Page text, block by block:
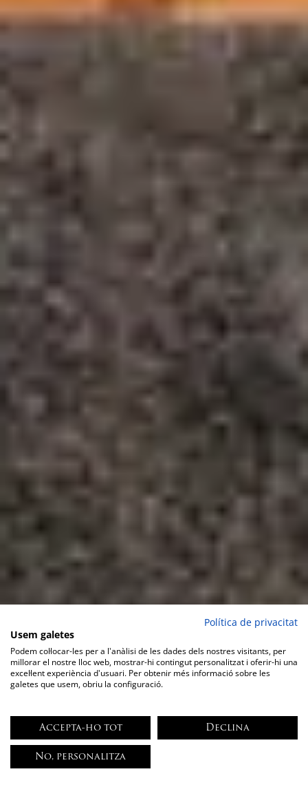
Política de privacitat
Usem galetes
Podem col·locar-les per a l'anàlisi de les dades dels nostres visitants, per
millorar el nostre lloc web, mostrar-hi contingut personalitzat i oferir-hi una
excel·lent experiència d'usuari. Per obtenir més informació sobre les
galetes que usem, obriu la configuració.
Accepta-ho tot Declina
No, personalitza